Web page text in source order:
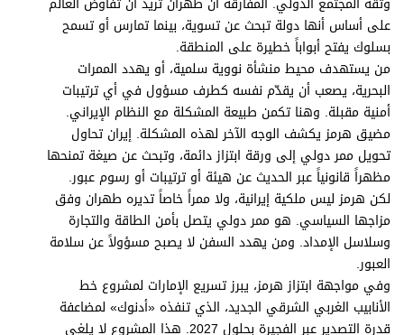
مواقيت الصلاة
الأحوال الجوية
على أساس أنها دولة تبحث عن تسوية، بينما تمارس أو تسمح
بسلوك يفتح أبواباً خطيرة على المنطقة.
من يستهدف محيط منشأة نووية سلمية، أو يهدد الممرات
البحرية، يصعب أن يقدّم نفسه كطرف مسؤول في أي ترتيبات
أمنية مقبلة. وهنا تكمن طبيعة المشكلة مع النظام الإيراني.
مضيق هرمز يكشف الوجه الآخر لهذه المشكلة. إيران تحاول
تحويل ممر دولي إلى ورقة ابتزاز دائمة، وتبحث عن صيغة تمنحها
مظهراً قانونياً عبر الحديث عن هيئة أو ترتيبات أو رسوم عبور.
لكن هرمز ليس ملكية إيرانية، ولا ممراً خاصاً تديره طهران وفق
مزاجها السياسي. هو ممر دولي يتصل بأمن الطاقة والتجارة
وسلاسل الإمداد. ومن يهدد السفن لا يصبح مسؤولاً عن سلامة
العبور.
وفي مواجهة ابتزاز هرمز، يبرز تسريع الإمارات لمشروع خط
الأنابيب الغربي الشرقي الجديد، الذي تنفذه «أدنوك» لمضاعفة
قدرة التصدير عبر الفجيرة بحلول 2027. هذا المشروع لا يلغي